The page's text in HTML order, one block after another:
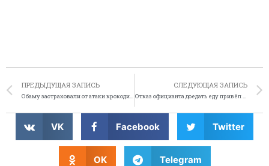
ПРЕДЫДУЩАЯ ЗАПИСЬ
Обаму застраховали от атаки крокодилов
СЛЕДУЮЩАЯ ЗАПИСЬ
Отказ официанта доедать еду привёл к попытке убийства
VK Facebook Twitter
OK Telegram